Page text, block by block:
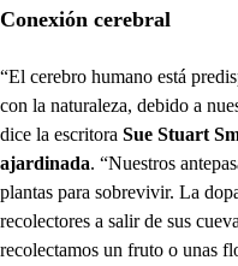
Conexión cerebral
“El cerebro humano está
con la naturaleza, debido a
dice la escritora Sue Stuart
ajardinada. “Nuestros
plantas para sobrevivir. La
recolectores a salir de sus
recolectamos un fruto o unas